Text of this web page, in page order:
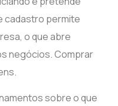
cadastro permite
o que abre
negócios. Comprar
sobre o que